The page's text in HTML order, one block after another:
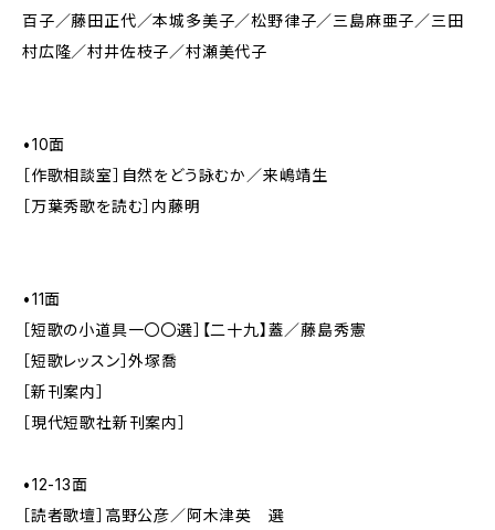
百子／藤田正代／本城多美子／松野律子／三島麻亜子／三田
村広隆／村井佐枝子／村瀬美代子
•10面
［作歌相談室］自然をどう詠むか／来嶋靖生
［万葉秀歌を読む］内藤明
•11面
［短歌の小道具一〇〇選］【二十九】蓋／藤島秀憲
［短歌レッスン］外塚喬
［新刊案内］
［現代短歌社新刊案内］
•12-13面
［読者歌壇］高野公彦／阿木津英 選